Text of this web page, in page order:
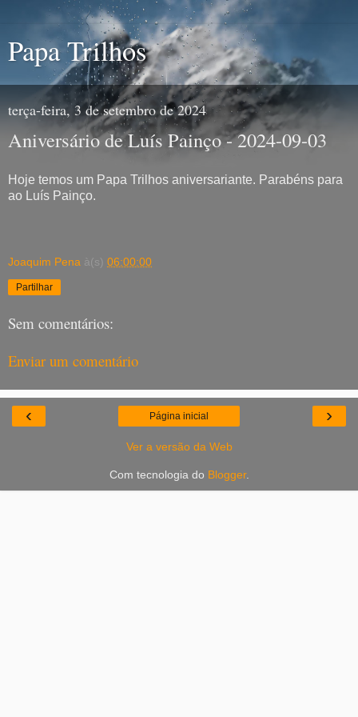
Papa Trilhos
terça-feira, 3 de setembro de 2024
Aniversário de Luís Painço - 2024-09-03
Hoje temos um Papa Trilhos aniversariante. Parabéns para
ao Luís Painço.
Joaquim Pena à(s) 06:00:00
Partilhar
Sem comentários:
Enviar um comentário
‹ ›
Página inicial
Ver a versão da Web
Com tecnologia do Blogger.